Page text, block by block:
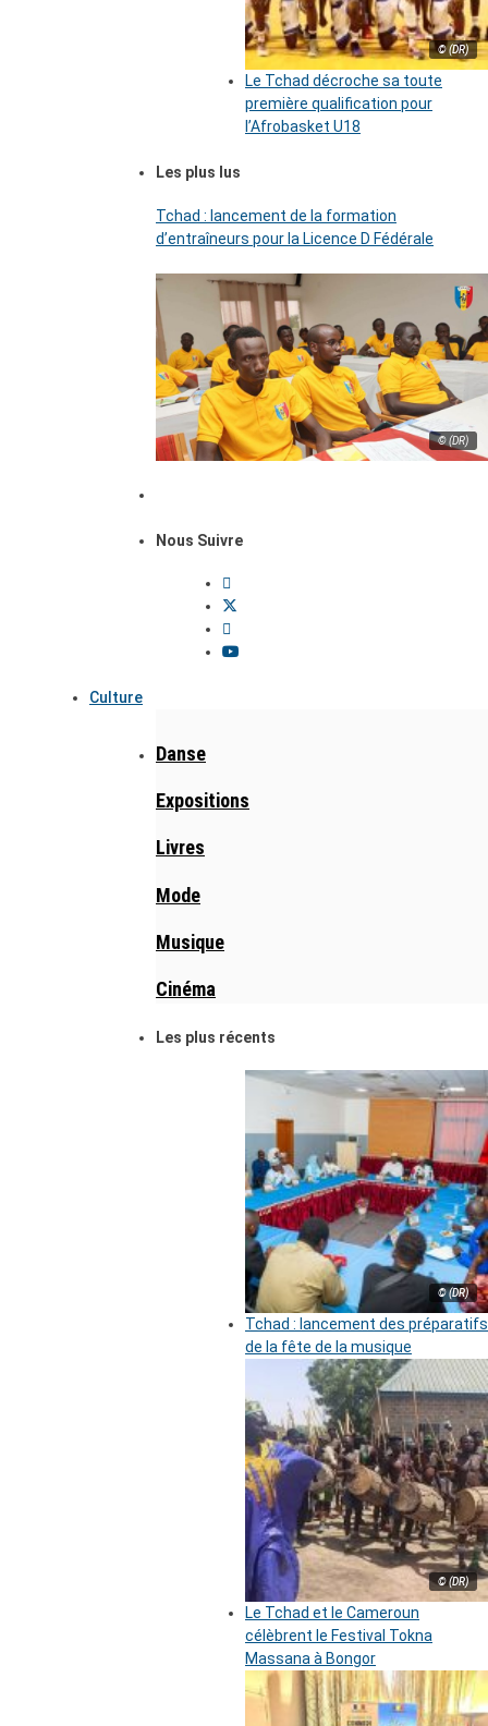
© (DR)
Le Tchad décroche sa toute
première qualification pour
l’Afrobasket U18
Les plus lus
Tchad : lancement de la formation
d’entraîneurs pour la Licence D Fédérale
© (DR)
Nous Suivre
Culture
Danse
Expositions
Livres
Mode
Musique
Cinéma
Les plus récents
© (DR)
Tchad : lancement des préparatifs
de la fête de la musique
© (DR)
Le Tchad et le Cameroun
célèbrent le Festival Tokna
Massana à Bongor